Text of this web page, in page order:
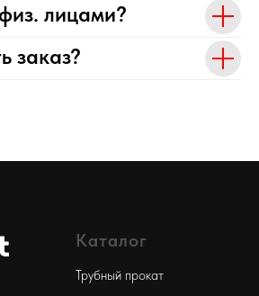
лицами?
заказ?
Каталог
Трубный прокат